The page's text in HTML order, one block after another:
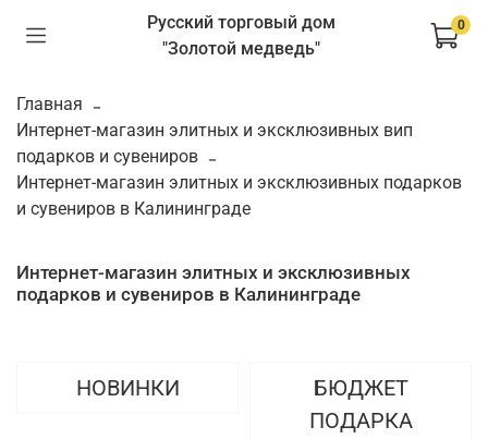
Русский торговый дом
"Золотой медведь"
0
Главная
Интернет-магазин элитных и эксклюзивных вип
подарков и сувениров
Интернет-магазин элитных и эксклюзивных подарков
и сувениров в Калининграде
Интернет-магазин элитных и эксклюзивных
подарков и сувениров в Калининграде
НОВИНКИ
БЮДЖЕТ
ПОДАРКА